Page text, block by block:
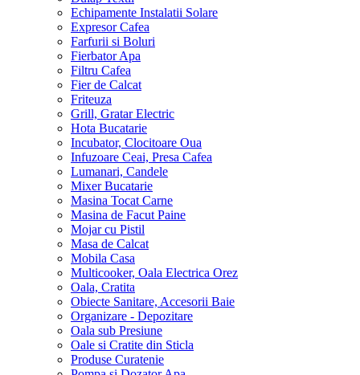
Echipamente Instalatii Solare
Expresor Cafea
Farfurii si Boluri
Fierbator Apa
Filtru Cafea
Fier de Calcat
Friteuza
Grill, Gratar Electric
Hota Bucatarie
Incubator, Clocitoare Oua
Infuzoare Ceai, Presa Cafea
Lumanari, Candele
Mixer Bucatarie
Masina Tocat Carne
Masina de Facut Paine
Mojar cu Pistil
Masa de Calcat
Mobila Casa
Multicooker, Oala Electrica Orez
Oala, Cratita
Obiecte Sanitare, Accesorii Baie
Organizare - Depozitare
Oala sub Presiune
Oale si Cratite din Sticla
Produse Curatenie